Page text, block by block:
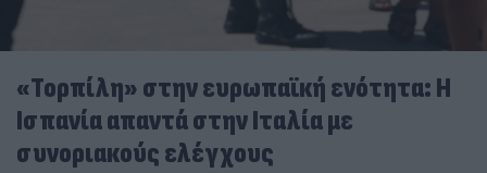
«Τορπίλη» στην ευρωπαϊκή ενότητα: Η
Ισπανία απαντά στην Ιταλία με
συνοριακούς ελέγχους